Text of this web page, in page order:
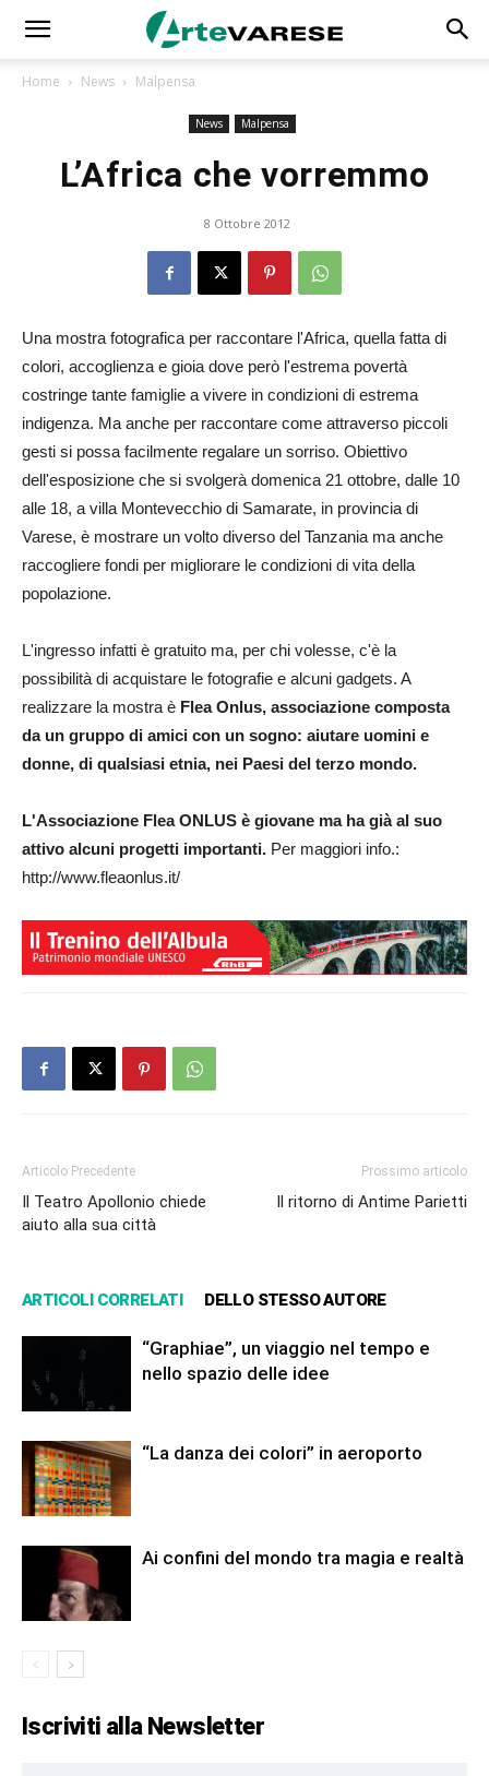
Home News Malpensa
News Malpensa
L’Africa che vorremmo
8 Ottobre 2012
Una mostra fotografica per raccontare l'Africa, quella fatta di
colori, accoglienza e gioia dove però l'estrema povertà
costringe tante famiglie a vivere in condizioni di estrema
indigenza. Ma anche per raccontare come attraverso piccoli
gesti si possa facilmente regalare un sorriso. Obiettivo
dell'esposizione che si svolgerà domenica 21 ottobre, dalle 10
alle 18, a villa Montevecchio di Samarate, in provincia di
Varese, è mostrare un volto diverso del Tanzania ma anche
raccogliere fondi per migliorare le condizioni di vita della
popolazione.
L'ingresso infatti è gratuito ma, per chi volesse, c'è la
possibilità di acquistare le fotografie e alcuni gadgets. A
realizzare la mostra è Flea Onlus, associazione composta
da un gruppo di amici con un sogno: aiutare uomini e
donne, di qualsiasi etnia, nei Paesi del terzo mondo.
L'Associazione Flea ONLUS è giovane ma ha già al suo
attivo alcuni progetti importanti. Per maggiori info.:
http://www.fleaonlus.it/
Articolo Precedente
Il Teatro Apollonio chiede
aiuto alla sua città
Prossimo articolo
Il ritorno di Antime Parietti
ARTICOLI CORRELATI DELLO STESSO AUTORE
“Graphiae”, un viaggio nel tempo e
nello spazio delle idee
“La danza dei colori” in aeroporto
Ai confini del mondo tra magia e realtà
Iscriviti alla Newsletter